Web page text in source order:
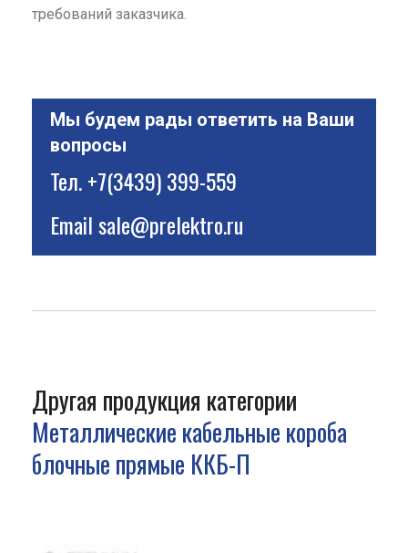
требований заказчика.
Мы будем рады ответить на Ваши
вопросы
Тел.+7(3439) 399-559
Emailsale@prelektro.ru
Другая продукция категории
Металлические кабельные короба
блочные прямые ККБ-П